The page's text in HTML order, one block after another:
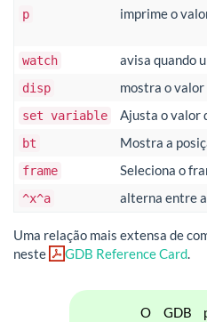
p imprime o
watch avisa quando
disp mostra o valor
set variable Ajusta o valor
bt Mostra a
frame Seleciona o
^x^a alterna entre
Uma relação mais extensa de
neste
GDB Reference Card.
O GDB